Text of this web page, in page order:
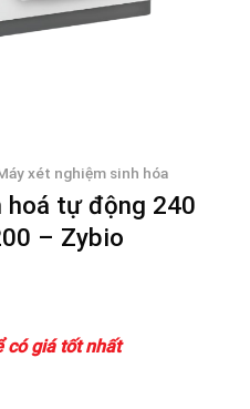
xét nghiệm sinh hóa
hoá tự động 240
– Zybio
có giá tốt nhất